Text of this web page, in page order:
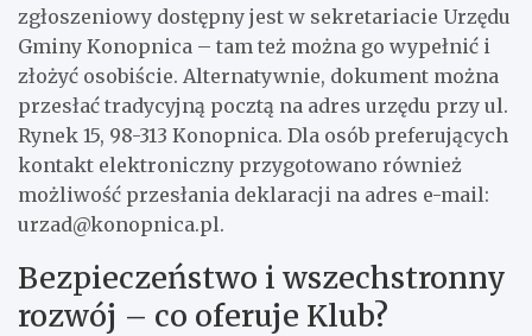
zgłoszeniowy dostępny jest w sekretariacie Urzędu
Gminy Konopnica – tam też można go wypełnić i
złożyć osobiście. Alternatywnie, dokument można
przesłać tradycyjną pocztą na adres urzędu przy ul.
Rynek 15, 98-313 Konopnica. Dla osób preferujących
kontakt elektroniczny przygotowano również
możliwość przesłania deklaracji na adres e-mail:
urzad@konopnica.pl.
Bezpieczeństwo i wszechstronny
rozwój – co oferuje Klub?